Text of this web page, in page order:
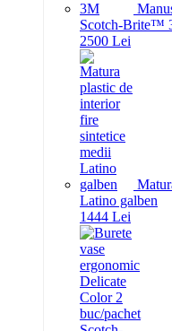
Scotch-Brite™
2500 Lei
Latino galben
1444 Lei